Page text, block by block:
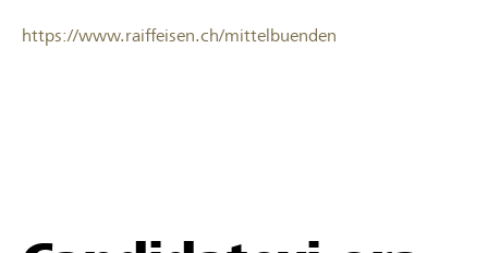
https://www.raiffeisen.ch/mittelbuenden